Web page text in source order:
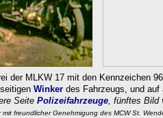
der MLKW 17 mit den Kennzeichen
Winkerdes Fahrzeugs, und auf
Seite Polizeifahrzeuge, fünftes Bild
mit freundlicher Genehmigung des MCW St.